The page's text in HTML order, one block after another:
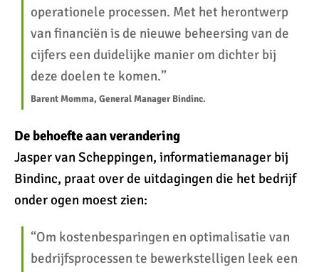
operationele processen. Met het herontwerp
van financiën is de nieuwe beheersing van de
cijfers een duidelijke manier om dichter bij
deze doelen te komen.”
Barent Momma, General Manager Bindinc.
De behoefte aan verandering
Jasper van Scheppingen, informatiemanager bij
Bindinc, praat over de uitdagingen die het bedrijf
onder ogen moest zien:
“Om kostenbesparingen en optimalisatie van
bedrijfsprocessen te bewerkstelligen leek een